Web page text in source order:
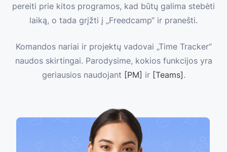
pereiti prie kitos programos, kad būtų galima stebėti
laiką, o tada grįžti į „Freedcamp“ ir pranešti.
Komandos nariai ir projektų vadovai „Time Tracker“
naudos skirtingai. Parodysime, kokios funkcijos yra
geriausios naudojant [PM] ir [Teams].